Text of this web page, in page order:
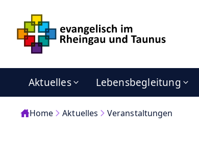
Aktuelles Lebensbegleitung
Home Aktuelles Veranstaltungen